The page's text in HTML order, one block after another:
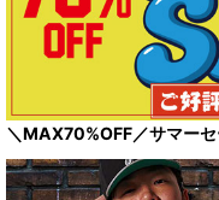
＼MAX70%OFF／サマー